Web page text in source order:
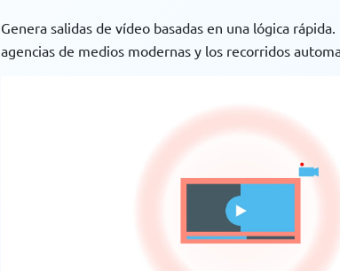
Genera salidas de vídeo basadas en una lógica
agencias de medios modernas y los recorridos